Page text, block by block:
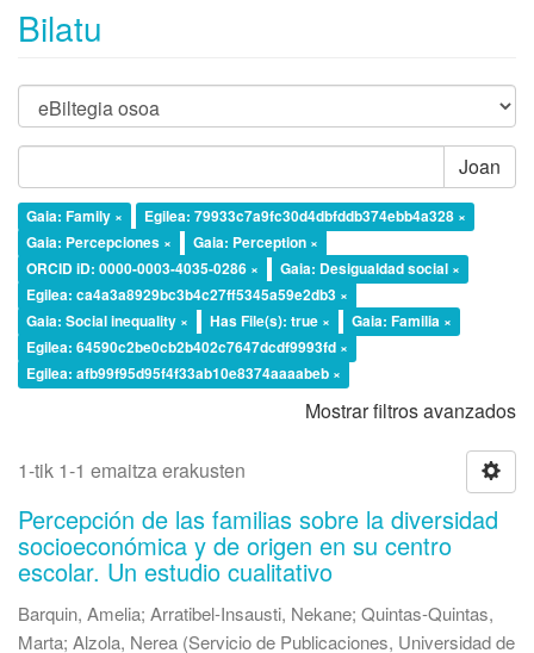
Bilatu
Joan
Gaia: Family ×
Egilea: 79933c7a9fc30d4dbfddb374ebb4a328 ×
Gaia: Percepciones ×
Gaia: Perception ×
ORCID iD: 0000-0003-4035-0286 ×
Gaia: Desigualdad social ×
Egilea: ca4a3a8929bc3b4c27ff5345a59e2db3 ×
Gaia: Social inequality ×
Has File(s): true ×
Gaia: Familia ×
Egilea: 64590c2be0cb2b402c7647dcdf9993fd ×
Egilea: afb99f95d95f4f33ab10e8374aaaabeb ×
Mostrar filtros avanzados
1-tik 1-1 emaitza erakusten
Percepción de las familias sobre la diversidad
socioeconómica y de origen en su centro
escolar. Un estudio cualitativo
Barquin, Amelia; Arratibel-Insausti, Nekane; Quintas-Quintas,
Marta; Alzola, Nerea (Servicio de Publicaciones, Universidad de